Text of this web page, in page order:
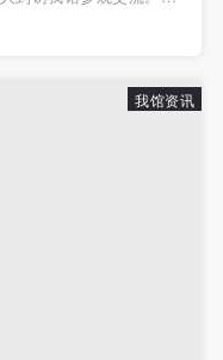
展出的“凝固的激情·李
伟藏20世纪西方摄影大
我馆资讯